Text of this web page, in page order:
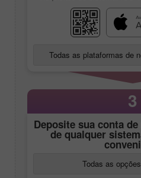
Todas as plataformas de
3
Deposite sua conta
de qualquer
Todas as